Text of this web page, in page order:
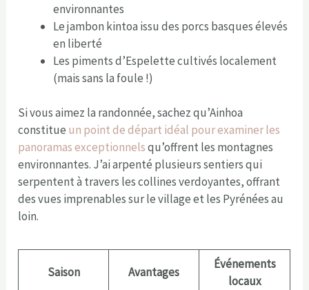
environnantes
Le jambon kintoa issu des porcs basques élevés
en liberté
Les piments d’Espelette cultivés localement
(mais sans la foule !)
Si vous aimez la randonnée, sachez qu’Ainhoa
constitue un point de départ idéal pour examiner les
panoramas exceptionnelsqu’offrent les montagnes
environnantes. J’ai arpenté plusieurs sentiers qui
serpentent à travers les collines verdoyantes, offrant
des vues imprenables sur le village et les Pyrénées au
loin.
Saison Avantages
Événements
locaux